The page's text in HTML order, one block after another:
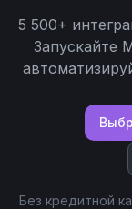
5 500+
Запускайте
Без кредитной